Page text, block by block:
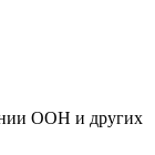
ООН и других